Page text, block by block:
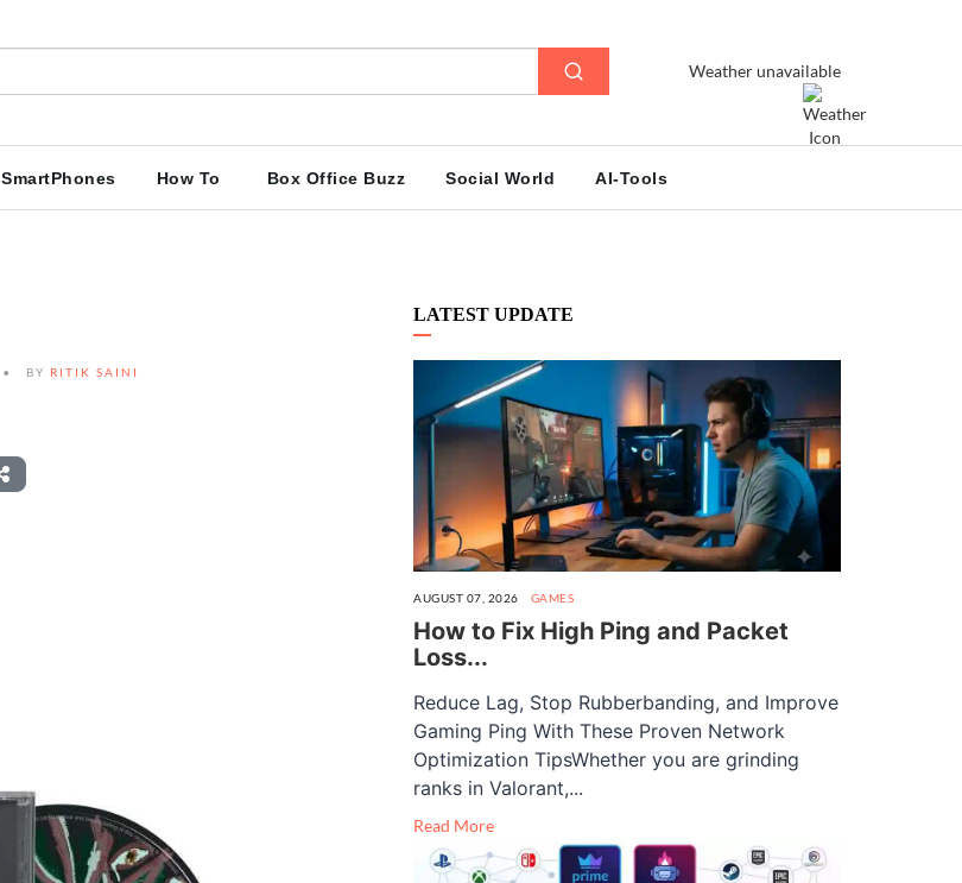
Weather unavailable
SmartPhones How To Box Office Buzz Social World AI-Tools
BY RITIK SAINI
LATEST UPDATE
AUGUST 07, 2026 GAMES
How to Fix High Ping and Packet
Loss...
Reduce Lag, Stop Rubberbanding, and Improve
Gaming Ping With These Proven Network
Optimization TipsWhether you are grinding
ranks in Valorant,...
Read More